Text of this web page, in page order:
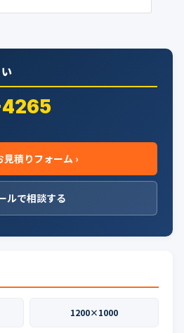
見積りフォーム ›
ルで相談する
1200×1000